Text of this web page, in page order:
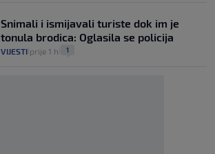
Snimali i ismijavali turiste dok im je
tonula brodica: Oglasila se policija
VIJESTI prije 1 h 1